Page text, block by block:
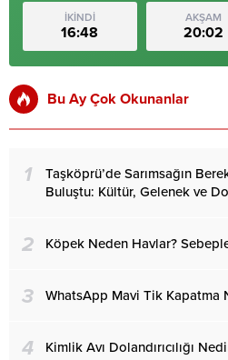
İKİNDİ
16:48
AKŞAM
20:02
Bu Ay Çok Okunanlar
1
Taşköprü’de Sarımsağın
Buluştu: Kültür, Gelenek ve
2 Köpek Neden Havlar?
3 WhatsApp Mavi Tik Kapatma
4 Kimlik Avı Dolandırıcılığı